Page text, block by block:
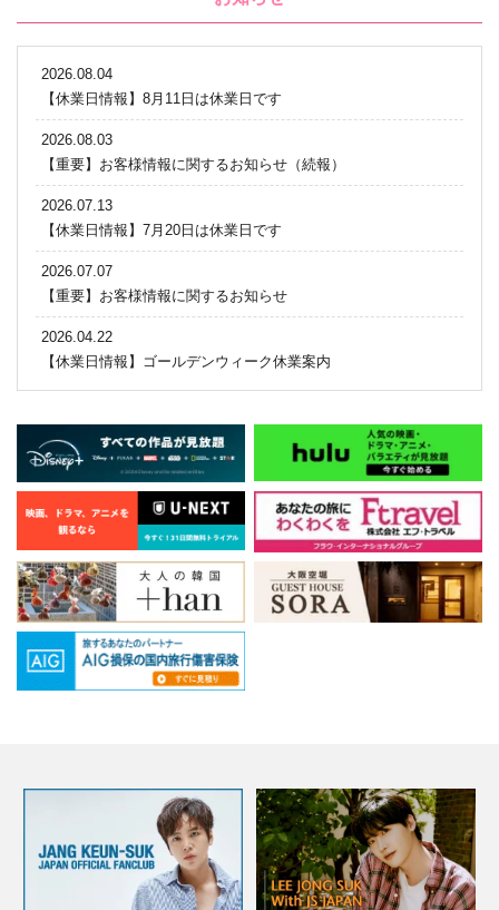
2026.08.04
【休業日情報】8月11日は休業日です
2026.08.03
【重要】お客様情報に関するお知らせ（続報）
2026.07.13
【休業日情報】7月20日は休業日です
2026.07.07
【重要】お客様情報に関するお知らせ
2026.04.22
【休業日情報】ゴールデンウィーク休業案内